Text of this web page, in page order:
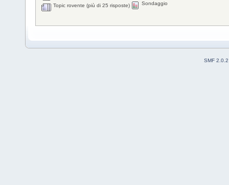
Topic rovente (più di 25 risposte)
Sondaggio
SMF 2.0.2